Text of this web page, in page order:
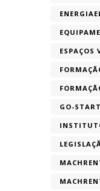
ESPAÇOS
GO-START